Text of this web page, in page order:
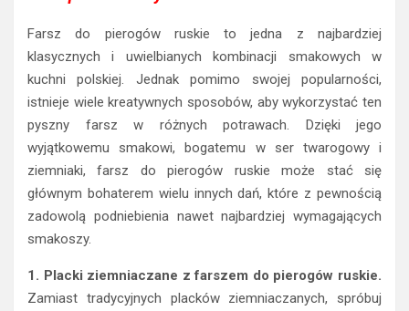
Farsz do pierogów ruskie to jedna z najbardziej
klasycznych i uwielbianych kombinacji smakowych w
kuchni polskiej. Jednak pomimo swojej popularności,
istnieje wiele kreatywnych sposobów, aby wykorzystać ten
pyszny farsz w różnych potrawach. Dzięki jego
wyjątkowemu smakowi, bogatemu w ser twarogowy i
ziemniaki, farsz do pierogów ruskie może stać się
głównym bohaterem wielu innych dań, które z pewnością
zadowolą podniebienia nawet najbardziej wymagających
smakoszy.
1. Placki ziemniaczane z farszem do pierogów ruskie.
Zamiast tradycyjnych placków ziemniaczanych, spróbuj